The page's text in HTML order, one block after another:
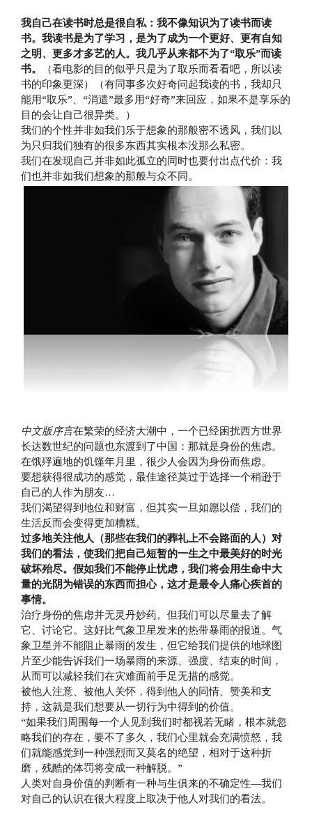
我自己在读书时总是很自私：我不像知识为了读书而读
书。我读书是为了学习，是为了成为一个更好、更有自知
之明、更多才多艺的人。我几乎从来都不为了“取乐”而读
书。
（看电影的目的似乎只是为了取乐而看看吧，所以读
书的印象更深）（有同事多次好奇问起我读的书，我却只
能用“取乐”、“消遣”最多用“好奇”来回应，如果不是享乐的
目的会让自己很异类。）
我们的个性并非如我们乐于想象的那般密不透风，我们以
为只归我们独有的很多东西其实根本没那么私密。
我们在发现自己并非如此孤立的同时也要付出点代价：我
们也并非如我们想象的那般与众不同。
中文版序言在繁荣的经济大潮中，一个已经困扰西方世界
长达数世纪的问题也东渡到了中国：那就是身份的焦虑。
在饿殍遍地的饥馑年月里，很少人会因为身份而焦虑。
要想获得很成功的感觉，最佳途径莫过于选择一个稍逊于
自己的人作为朋友…
我们渴望得到地位和财富，但其实一旦如愿以偿，我们的
生活反而会变得更加糟糕。
过多地关注他人（那些在我们的葬礼上不会路面的人）对
我们的看法，使我们把自己短暂的一生之中最美好的时光
破坏殆尽。假如我们不能停止忧虑，我们将会用生命中大
量的光阴为错误的东西而担心，这才是最令人痛心疾首的
事情。
治疗身份的焦虑并无灵丹妙药。但我们可以尽量去了解
它、讨论它。这好比气象卫星发来的热带暴雨的报道。气
象卫星并不能阻止暴雨的发生，但它给我们提供的地球图
片至少能告诉我们一场暴雨的来源、强度、结束的时间，
从而可以减轻我们在灾难面前手足无措的感觉。
被他人注意、被他人关怀，得到他人的同情、赞美和支
持，这就是我们想要从一切行为中得到的价值。
“如果我们周围每一个人见到我们时都视若无睹，根本就忽
略我们的存在，要不了多久，我们心里就会充满愤怒，我
们就能感觉到一种强烈而又莫名的绝望，相对于这种折
磨，残酷的体罚将变成一种解脱。”
人类对自身价值的判断有一种与生俱来的不确定性—我们
对自己的认识在很大程度上取决于他人对我们的看法。